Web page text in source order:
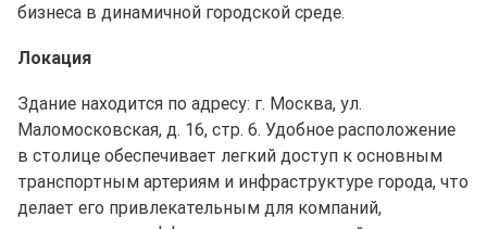
бизнеса в динамичной городской среде.
Локация
Здание находится по адресу: г. Москва, ул.
Маломосковская, д. 16, стр. 6. Удобное расположение
в столице обеспечивает легкий доступ к основным
транспортным артериям и инфраструктуре города, что
делает его привлекательным для компаний,